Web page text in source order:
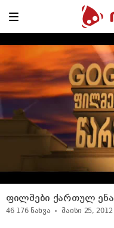
Toggle
ფილმები ქართულ
46 176ნახვა მაისი 25, 2012